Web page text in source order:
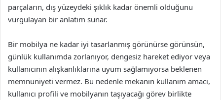
parçaların, dış yüzeydeki şıklık kadar önemli olduğunu
vurgulayan bir anlatım sunar.
Bir mobilya ne kadar iyi tasarlanmış görünürse görünsün,
günlük kullanımda zorlanıyor, dengesiz hareket ediyor veya
kullanıcının alışkanlıklarına uyum sağlamıyorsa beklenen
memnuniyeti vermez. Bu nedenle mekanın kullanım amacı,
kullanıcı profili ve mobilyanın taşıyacağı görev birlikte